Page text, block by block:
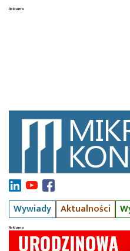
Wywiady Aktualności